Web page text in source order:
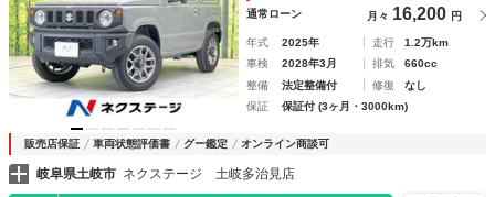
通常ローン 月々 16,200 円
年式 2025年 走行
1.2万km
車検
2028年3月 排気
660cc
整備
法定整備付 修復
なし
保証
保証付 (3ヶ月・3000km)
販売店保証 車両状態評価書 グー鑑定 オンライン商談可
岐阜県土岐市 ネクステージ 土岐多治見店